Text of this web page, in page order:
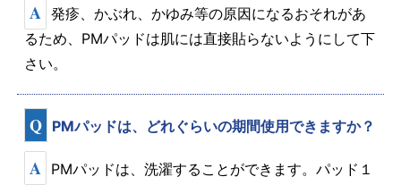
A 発疹、かぶれ、かゆみ等の原因になるおそれがあ
るため、PMパッドは肌には直接貼らないようにして下
さい。
Q PMパッドは、どれぐらいの期間使用できますか？
A PMパッドは、洗濯することができます。パッド１